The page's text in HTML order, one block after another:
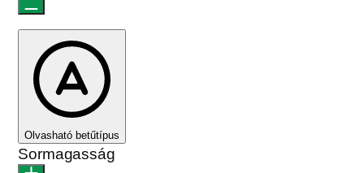
Olvasható betűtípus
Sormagasság